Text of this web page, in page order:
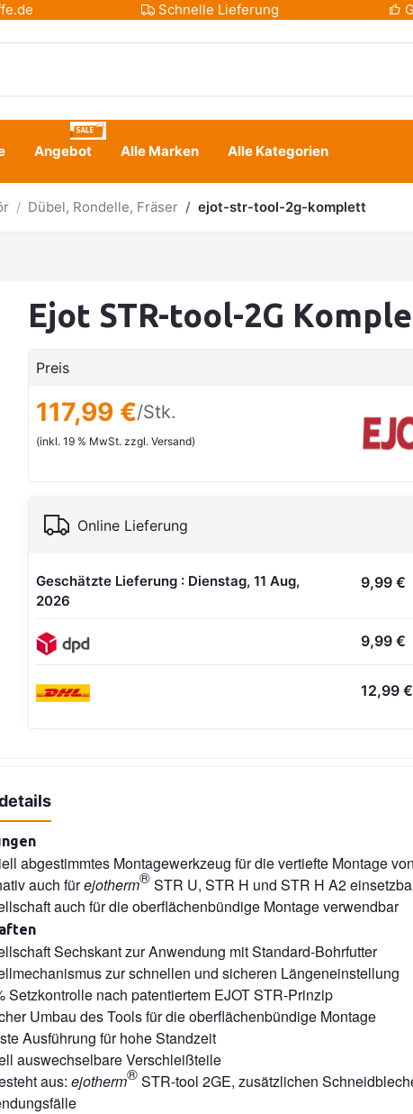
Schnelle Lieferung
Angebot Alle Marken Alle Kategorien
Dübel, Rondelle, Fräser ejot-str-tool-2g-komplett
Ejot STR-tool-2G
Preis
117,99 €/Stk.
(inkl. 19 % MwSt. zzgl. Versand)
Online Lieferung
Geschätzte Lieferung : Dienstag, 11 Aug,
2026
9,99 €
9,99 €
12,99 €
abgestimmtes Montagewerkzeug für die vertiefte Montage von
auch fürejotherm®STR U, STR H und STR H A2
auch für die oberflächenbündige Montage verwendbar
Sechskant zur Anwendung mit Standard-Bohrfutter
zur schnellen und sicheren Längeneinstellung
Setzkontrolle nach patentiertem EJOT STR-Prinzip
Umbau des Tools für die oberflächenbündige Montage
Ausführung für hohe Standzeit
auswechselbare Verschleißteile
aus: ejotherm®STR-tool 2GE, zusätzlichen